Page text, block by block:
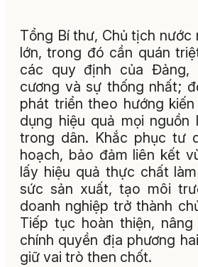
Tổng Bí thư, Chủ tịch
lớn, trong đó cần quán
các quy định của
cương và sự thống nhất;
phát triển theo hướng
dụng hiệu quả mọi
trong dân. Khắc phục tư
hoạch, bảo đảm liên kết
lấy hiệu quả thực chất
sức sản xuất, tạo môi
doanh nghiệp trở thành
Tiếp tục hoàn thiện,
chính quyền địa phương
giữ vai trò then chốt.